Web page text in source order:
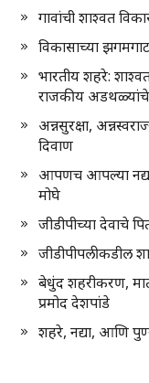
गावांची शाश्वत
विकासाच्या
भारतीय शहरे:
राजकीय अडथळ्यांचे
अन्नसुरक्षा,
दिवाण
आपणच आपल्या
मोघे
जीडीपीच्या देवाचे
जीडीपीपलीकडील
बेधुंद शहरीकरण,
प्रमोद देशपांडे
शहरे, नद्या, आणि